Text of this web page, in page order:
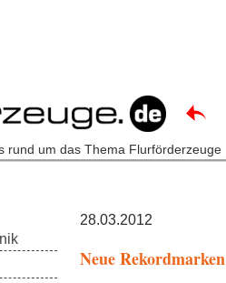
rund um das Thema Flurförderzeuge
28.03.2012
Neue Rekordmarken